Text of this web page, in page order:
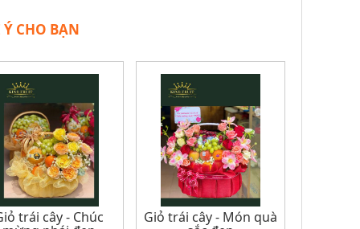
Ý CHO BẠN
trái cây - Chúc Giỏ trái cây - Món quà